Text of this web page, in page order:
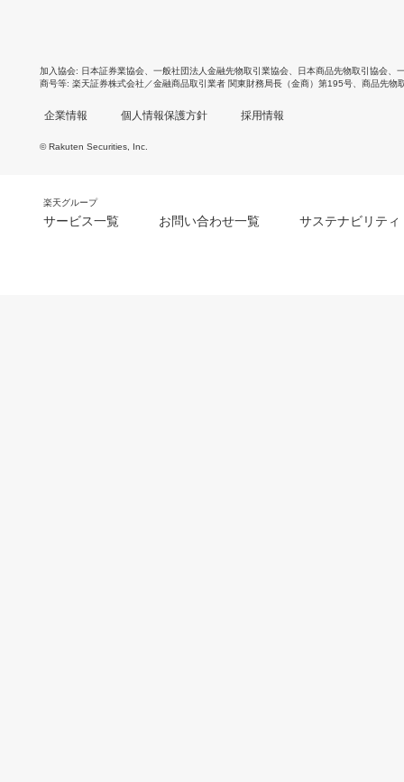
加入協会 日本証券業協会 一般社団法人金融先物取引業協会 日本商品先物取引協会
商号等 楽天証券株式会社／金融商品取引業者 関東財務局長（金商）第195号、商品先物
企業情報 個人情報保護方針 採用情報
© Rakuten Securities, Inc.
楽天グループ
サービス一覧 お問い合わせ一覧 サステナビリティ